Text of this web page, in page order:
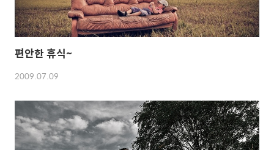
편안한 휴식~
2009.07.09